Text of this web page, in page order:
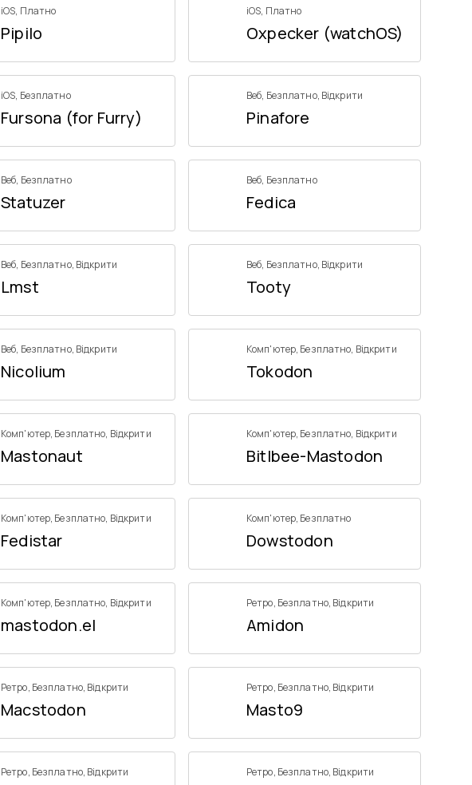
iOS, Платно
Pipilo
iOS, Платно
Oxpecker (watchOS)
iOS, Безплатно
Fursona (for Furry)
Веб, Безплатно, Відкрити
Pinafore
Веб, Безплатно
Statuzer
Веб, Безплатно
Fedica
Веб, Безплатно, Відкрити
Lmst
Веб, Безплатно, Відкрити
Tooty
Веб, Безплатно, Відкрити
Nicolium
Комп'ютер, Безплатно, Відкрити
Tokodon
Комп'ютер, Безплатно, Відкрити
Mastonaut
Комп'ютер, Безплатно, Відкрити
Bitlbee-Mastodon
Комп'ютер, Безплатно, Відкрити
Fedistar
Комп'ютер, Безплатно
Dowstodon
Комп'ютер, Безплатно, Відкрити
mastodon.el
Ретро, Безплатно, Відкрити
Amidon
Ретро, Безплатно, Відкрити
Macstodon
Ретро, Безплатно, Відкрити
Masto9
Ретро, Безплатно, Відкрити Ретро, Безплатно, Відкрити